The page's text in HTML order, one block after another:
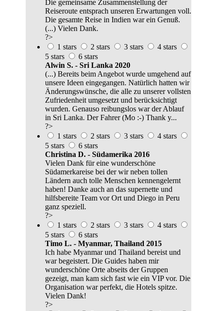
Die gemeinsame Zusammenstellung der
Reiseroute entsprach unseren Erwartungen voll.
Die gesamte Reise in Indien war ein Genuß.
(...) Vielen Dank.
?>
1 stars
2 stars 3 stars
4 stars
5 stars
6 stars
Alwin S. - Sri Lanka 2020
(...) Bereits beim Angebot wurde umgehend auf
unsere Ideen eingegangen. Natürlich hatten wir
Änderungswünsche, die alle zu unserer vollsten
Zufriedenheit umgesetzt und berücksichtigt
wurden. Genauso reibungslos war der Ablauf
in Sri Lanka. Der Fahrer (Mo :-) Thank y...
?>
1 stars
2 stars 3 stars
4 stars
5 stars
6 stars
Christina D. - Südamerika 2016
Vielen Dank für eine wunderschöne
Südamerkareise bei der wir neben tollen
Ländern auch tolle Menschen kennengelernt
haben! Danke auch an das supernette und
hilfsbereite Team vor Ort und Diego in Peru
ganz speziell.
?>
1 stars
2 stars 3 stars
4 stars
5 stars
6 stars
Timo L. - Myanmar, Thailand 2015
Ich habe Myanmar und Thailand bereist und
war begeistert. Die Guides haben mir
wunderschöne Orte abseits der Gruppen
gezeigt, man kam sich fast wie ein VIP vor. Die
Organisation war perfekt, die Hotels spitze.
Vielen Dank!
?>